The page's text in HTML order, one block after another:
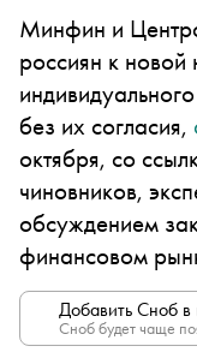
Минфин и
россиян к новой
без их согласия,
октября, со
чиновников,
обсуждением
финансовом
Добавить Сноб в
Сноб будет чаще